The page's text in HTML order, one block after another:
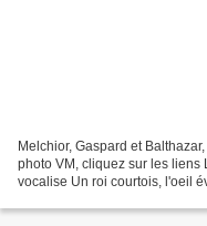
Melchior, Gaspard et
photo VM, cliquez sur les liens
vocalise Un roi courtois, l'oeil